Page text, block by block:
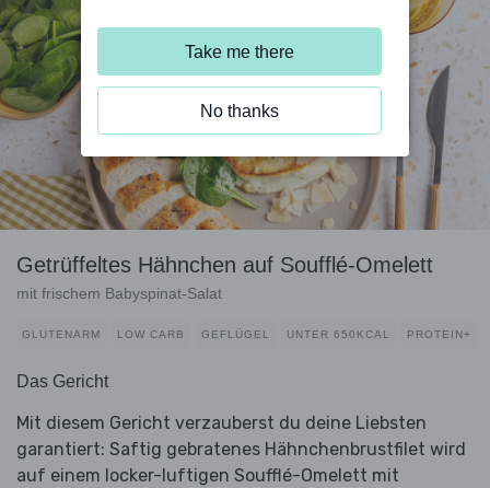
Getrüffeltes Hähnchen auf Soufflé-Omelett
mit frischem Babyspinat-Salat
GLUTENARM LOW CARB GEFLÜGEL UNTER 650KCAL PROTEIN+
Das Gericht
Mit diesem Gericht verzauberst du deine Liebsten
garantiert: Saftig gebratenes Hähnchenbrustfilet wird
auf einem locker-luftigen Soufflé-Omelett mit
Take me there
No thanks